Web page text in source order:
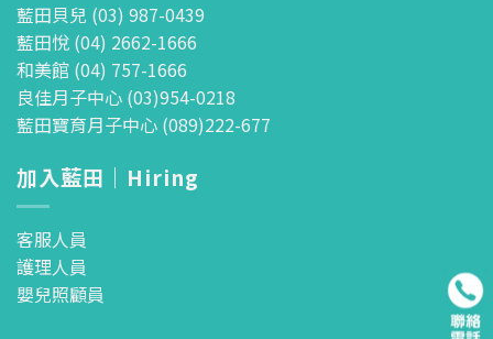
藍田貝兒 (03) 987-0439
藍田悅 (04) 2662-1666
和美館 (04) 757-1666
良佳月子中心 (03)954-0218
藍田寶育月子中心 (089)222-677
加入藍田｜Hiring
客服人員
護理人員
嬰兒照顧員